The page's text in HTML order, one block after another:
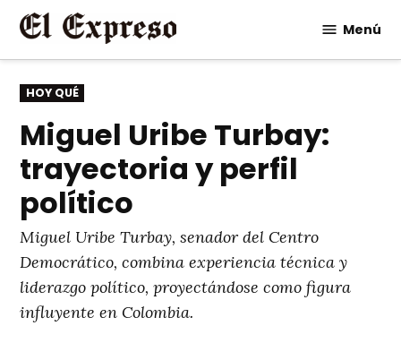
Saltar
contenido
Menú
PUBLICADO
EN
HOY QUÉ
Miguel Uribe Turbay:
trayectoria y perfil
político
Miguel Uribe Turbay, senador del Centro
Democrático, combina experiencia técnica y
liderazgo político, proyectándose como figura
influyente en Colombia.